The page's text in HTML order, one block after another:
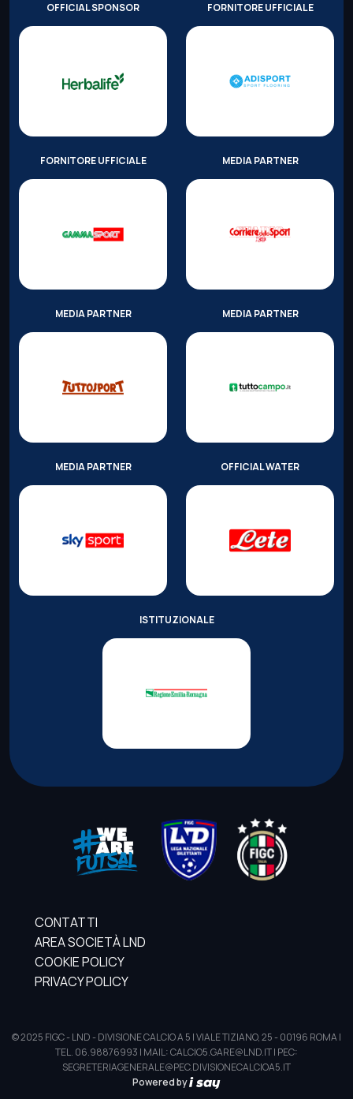
OFFICIAL SPONSOR FORNITORE UFFICIALE
FORNITORE UFFICIALE MEDIA PARTNER
MEDIA PARTNER MEDIA PARTNER
MEDIA PARTNER OFFICIAL WATER
ISTITUZIONALE
CONTATTI
AREA SOCIETÀ LND
COOKIE POLICY
PRIVACY POLICY
© 2025 FIGC - LND - DIVISIONE CALCIO A 5 | VIALE TIZIANO, 25 - 00196 ROMA |
TEL. 06.98876993 | MAIL: CALCIO5.GARE@LND.IT | PEC:
SEGRETERIAGENERALE@PEC.DIVISIONECALCIOA5.IT
Powered by